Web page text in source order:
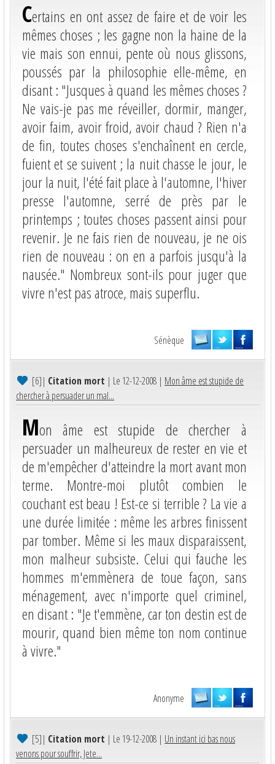
Certains en ont assez de faire et de voir les
mêmes choses ; les gagne non la haine de la
vie mais son ennui, pente où nous glissons,
poussés par la philosophie elle-même, en
disant : "Jusques à quand les mêmes choses ?
Ne vais-je pas me réveiller, dormir, manger,
avoir faim, avoir froid, avoir chaud ? Rien n'a
de fin, toutes choses s'enchaînent en cercle,
fuient et se suivent ; la nuit chasse le jour, le
jour la nuit, l'été fait place à l'automne, l'hiver
presse l'automne, serré de près par le
printemps ; toutes choses passent ainsi pour
revenir. Je ne fais rien de nouveau, je ne ois
rien de nouveau : on en a parfois jusqu'à la
nausée." Nombreux sont-ils pour juger que
vivre n'est pas atroce, mais superflu.
Sénèque
[6]| Citation mort | Le 12-12-2008 | Mon âme est stupide de
chercher à persuader un mal...
Mon âme est stupide de chercher à
persuader un malheureux de rester en vie et
de m'empêcher d'atteindre la mort avant mon
terme. Montre-moi plutôt combien le
couchant est beau ! Est-ce si terrible ? La vie a
une durée limitée : même les arbres finissent
par tomber. Même si les maux disparaissent,
mon malheur subsiste. Celui qui fauche les
hommes m'emmènera de toue façon, sans
ménagement, avec n'importe quel criminel,
en disant : "Je t'emmène, car ton destin est de
mourir, quand bien même ton nom continue
à vivre."
Anonyme
[5]| Citation mort | Le 19-12-2008 | Un instant ici bas nous
venons pour souffrir, Jete...